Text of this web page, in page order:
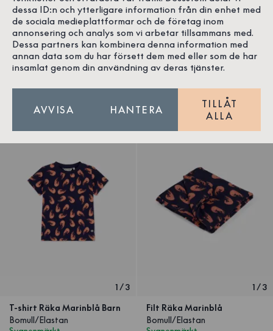
Trosa Räka Marinblå Barn
Bomull/Elastan
Svanenmärkt
Tights räka Navy Barn
Bomull/Elastan
Svanenmärkt
299 SEK
1/3
T-shirt Räka Marinblå Barn
Bomull/Elastan
1/3
Filt Räka Marinblå
Bomull/Elastan
dessa ID:n och ytterligare information från din enhet med
de sociala medieplattformar och de företag inom
annonsering och analys som vi arbetar tillsammans med.
Dessa partners kan kombinera denna information med
annan data som du har försett dem med eller som de har
insamlat genom din användning av deras tjänster.
AVVISA HANTERA
TILLÅT
ALLA